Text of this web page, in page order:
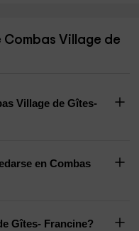
Village de
Village de Gîtes-
en Combas
Gîtes- Francine?